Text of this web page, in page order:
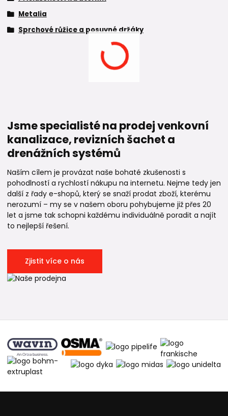
Metalia
Sprchové růžice a posuvné držáky
Jsme specialisté na prodej venkovní
kanalizace, revizních šachet a
drenážních systémů
Naším cílem je provázat naše bohaté zkušenosti s
pohodlností a rychlostí nákupu na internetu. Nejme tedy jen
další z řady e-shopů, který se snaží prodat zboží, kterému
nerozumí – my se v našem oboru pohybujeme již přes 20
let a jsme tak schopni každému individuálně poradit a najít
to nejlepší řešení.
Zjistit více o nás